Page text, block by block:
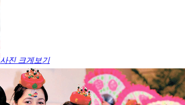
사진 크게보기